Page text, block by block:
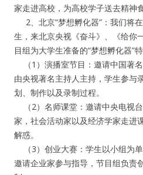
精彩2012
梦工坊圈
人脉圈
信息圈
品牌的力量
家走进高校，为高校学子送去精神食
2、北京“梦想孵化器”：我们将
生，来北京央视《奋斗》、《给你
目组为大学生准备的“梦想孵化器”特
（1）演播室节目：邀请中国著
由央视著名主持人主持，学生参与
划、制作以及录制过程。
（2）名师课堂：邀请中央电视
家，社会活动家以及经济学家走进
解惑。
（3）创业大赛：学生以小组为
邀请企业家参与指导，节目组负责